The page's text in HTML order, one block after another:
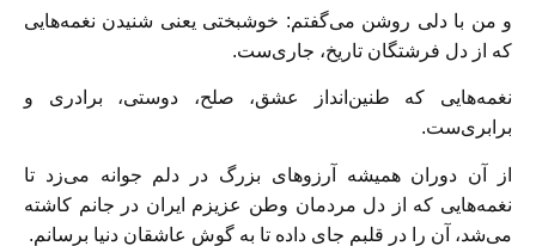
و من با دلی روشن می‌گفتم: خوشبختی یعنی شنیدن نغمه‌هایی
که از دل فرشتگان تاریخ، جاری‌ست.
نغمه‌هایی که طنین‌انداز عشق، صلح، دوستی، برادری و
برابری‌ست.
از آن دوران همیشه آرزوهای بزرگ در دلم جوانه می‌زد تا
نغمه‌هایی که از دل مردمان وطن عزیزم ایران در جانم کاشته
می‌شد، آن را در قلبم جای داده تا به گوش عاشقان دنیا برسانم.